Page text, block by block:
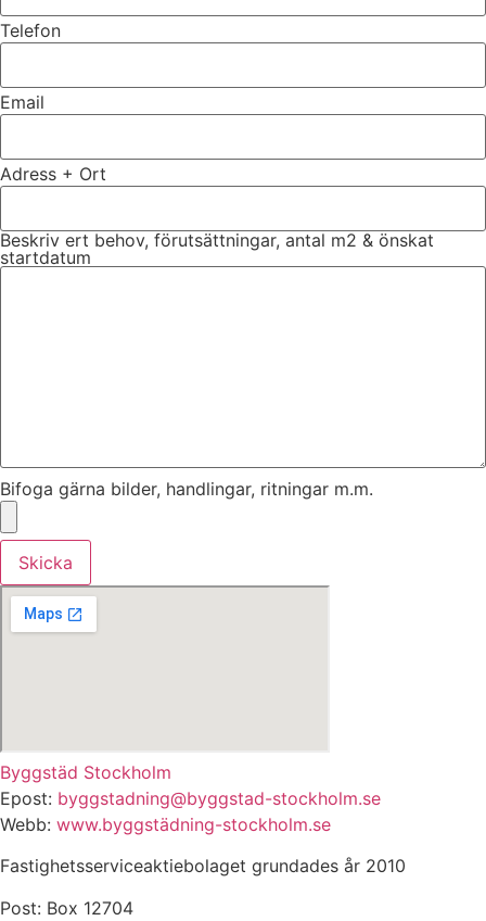
Telefon
Email
Adress + Ort
Beskriv ert behov, förutsättningar, antal m2 & önskat
startdatum
Bifoga gärna bilder, handlingar, ritningar m.m.
Skicka
Byggstäd Stockholm
Epost: byggstadning@byggstad-stockholm.se
Webb: www.byggstädning-stockholm.se
Fastighetsserviceaktiebolaget grundades år 2010
Post: Box 12704